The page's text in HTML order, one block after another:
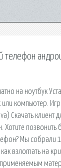
телефон
на ноутбук
компьютер.
Скачать клиент
Хотите позвонить
Мы собрали
взлоmaть на